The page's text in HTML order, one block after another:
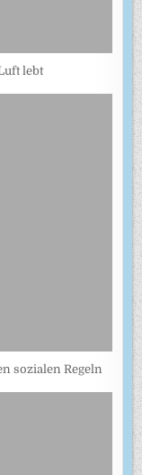
lebt
sozialen Regeln